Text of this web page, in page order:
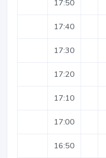
17:50
17:40
17:30
17:20
17:10
17:00
16:50